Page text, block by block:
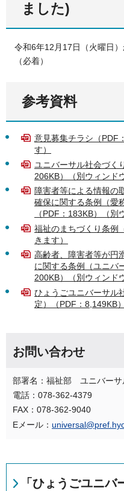
ました)
令和6年12月17日（火曜日
（必着）
参考資料
意見募集チラシ（PDF
す）
ユニバーサル社会づく
206KB）（別ウィンド
障害者等による情報の
確保に関する条例（愛
（PDF：183KB）（別
福祉のまちづくり条例
きます）
高齢者、障害者等が円
に関する条例（ユニバ
200KB）（別ウィンド
ひょうごユニバーサル
定）（PDF：8,149KB
お問い合わせ
部署名：福祉部 ユニバーサ
電話：078-362-4379
FAX：078-362-9040
Eメール：
「ひょうごユニ